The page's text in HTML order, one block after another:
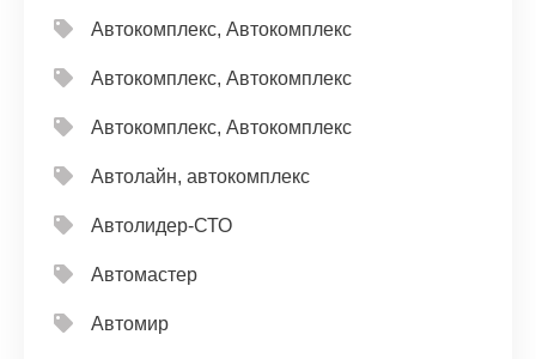
Автокомплекс, Автокомплекс
Автокомплекс, Автокомплекс
Автокомплекс, Автокомплекс
Автолайн, автокомплекс
Автолидер-СТО
Автомастер
Автомир